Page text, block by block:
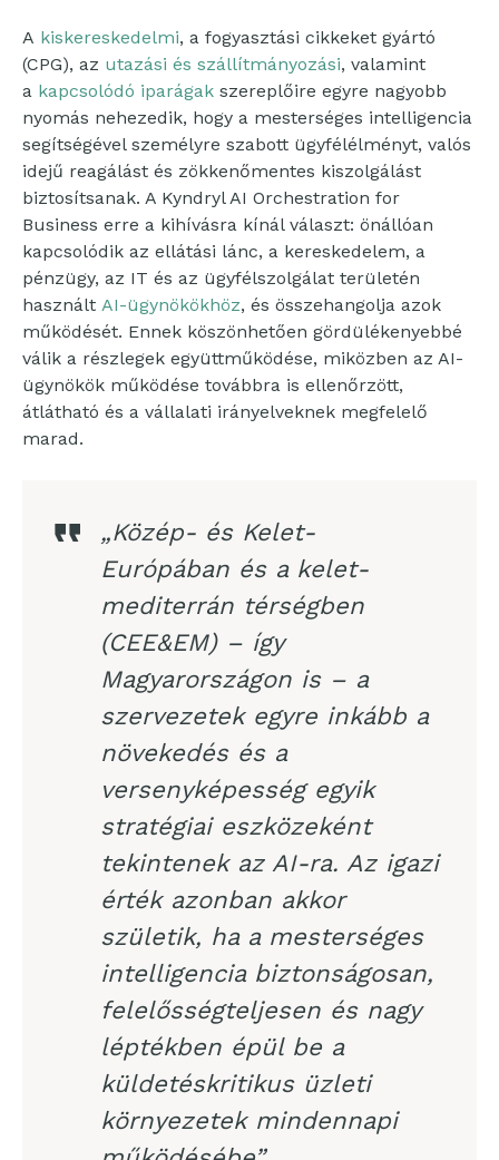
A kiskereskedelmi, a fogyasztási cikkeket gyártó
(CPG), az utazási és szállítmányozási, valamint
a kapcsolódó iparágak szereplőire egyre nagyobb
nyomás nehezedik, hogy a mesterséges intelligencia
segítségével személyre szabott ügyfélélményt, valós
idejű reagálást és zökkenőmentes kiszolgálást
biztosítsanak. A Kyndryl AI Orchestration for
Business erre a kihívásra kínál választ: önállóan
kapcsolódik az ellátási lánc, a kereskedelem, a
pénzügy, az IT és az ügyfélszolgálat területén
használt AI-ügynökökhöz, és összehangolja azok
működését. Ennek köszönhetően gördülékenyebbé
válik a részlegek együttműködése, miközben az AI-
ügynökök működése továbbra is ellenőrzött,
átlátható és a vállalati irányelveknek megfelelő
marad.
„Közép- és Kelet-
Európában és a kelet-
mediterrán térségben
(CEE&EM) – így
Magyarországon is – a
szervezetek egyre inkább a
növekedés és a
versenyképesség egyik
stratégiai eszközeként
tekintenek az AI-ra. Az igazi
érték azonban akkor
születik, ha a mesterséges
intelligencia biztonságosan,
felelősségteljesen és nagy
léptékben épül be a
küldetéskritikus üzleti
környezetek mindennapi